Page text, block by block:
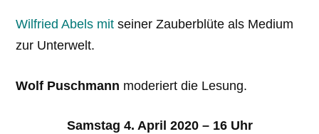
Wilfried Abels mit seiner Zauberblüte als Medium
zur Unterwelt.
Wolf Puschmann moderiert die Lesung.
Samstag 4. April 2020 – 16 Uhr